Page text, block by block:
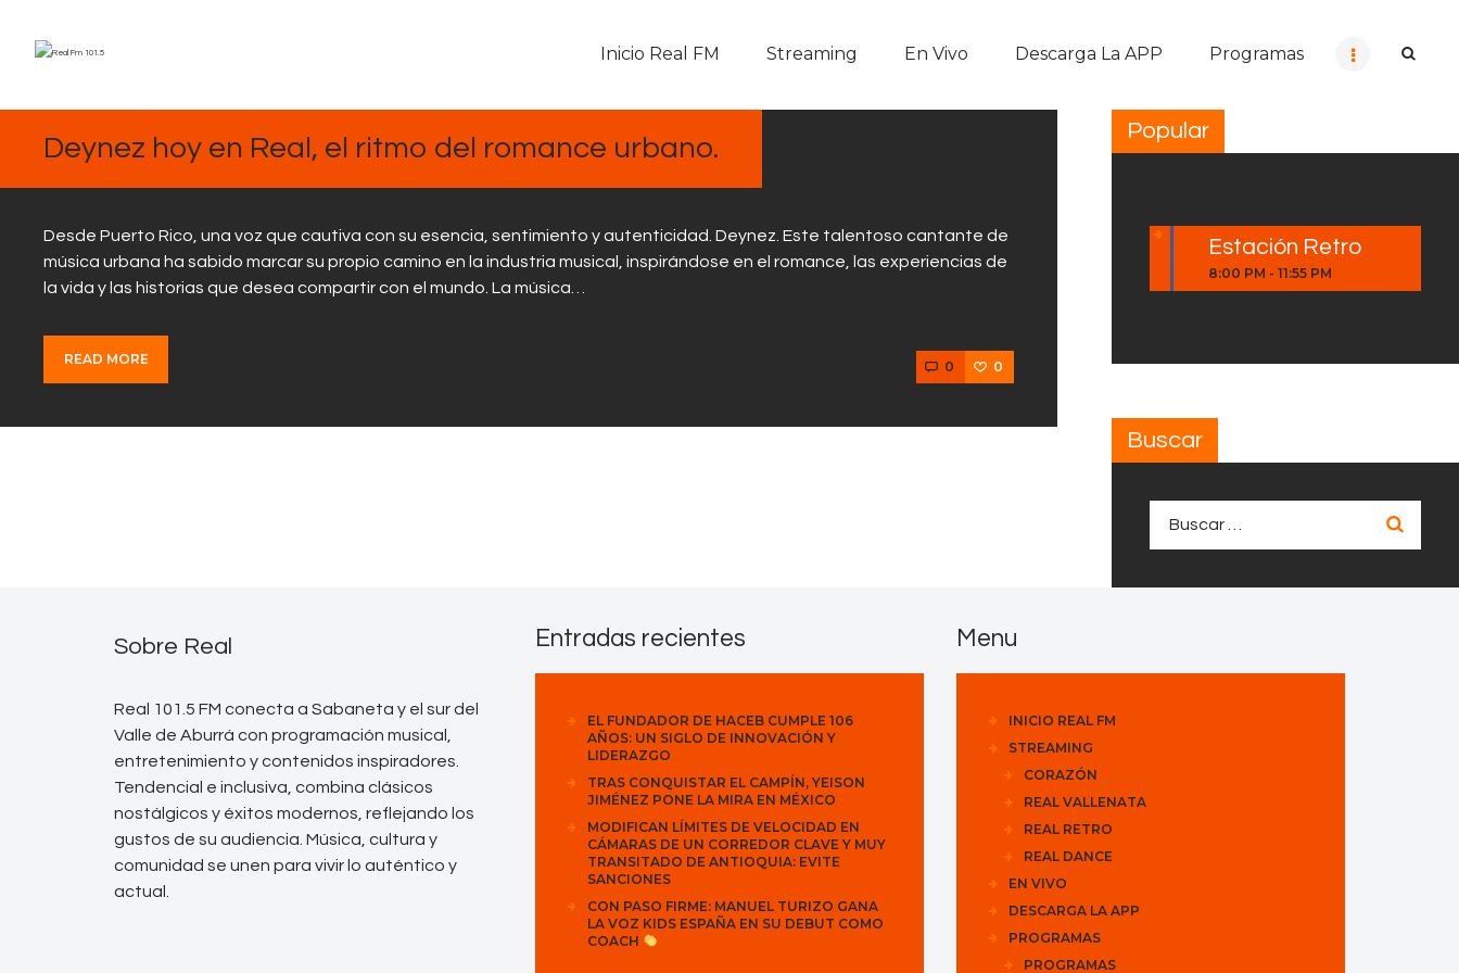
Inicio Real FM Streaming En Vivo Descarga La APP Programas
En Vivo
Programas
Sobre Nosotros
Deynez hoy en Real, el ritmo del romance urbano.
Desde Puerto Rico, una voz que cautiva con su esencia, sentimiento y autenticidad. Deynez. Este talentoso cantante de
música urbana ha sabido marcar su propio camino en la industria musical, inspirándose en el romance, las experiencias de
la vida y las historias que desea compartir con el mundo. La música…
READ MORE 0 0
Popular
Estación Retro
8:00 PM -11:55 PM
Buscar
Sobre Real
Real 101.5 FM conecta a Sabaneta y el sur del
Valle de Aburrá con programación musical,
entretenimiento y contenidos inspiradores.
Tendencial e inclusiva, combina clásicos
nostálgicos y éxitos modernos, reflejando los
gustos de su audiencia. Música, cultura y
comunidad se unen para vivir lo auténtico y
actual.
Entradas recientes
EL FUNDADOR DE HACEB CUMPLE 106
AÑOS: UN SIGLO DE INNOVACIÓN Y
LIDERAZGO
TRAS CONQUISTAR EL CAMPÍN, YEISON
JIMÉNEZ PONE LA MIRA EN MÉXICO
MODIFICAN LÍMITES DE VELOCIDAD EN
CÁMARAS DE UN CORREDOR CLAVE Y MUY
TRANSITADO DE ANTIOQUIA: EVITE
SANCIONES
CON PASO FIRME: MANUEL TURIZO GANA
LA VOZ KIDS ESPAÑA EN SU DEBUT COMO
COACH
Menu
INICIO REAL FM
STREAMING
CORAZÓN
REAL VALLENATA
REAL RETRO
REAL DANCE
EN VIVO
DESCARGA LA APP
PROGRAMAS
PROGRAMAS